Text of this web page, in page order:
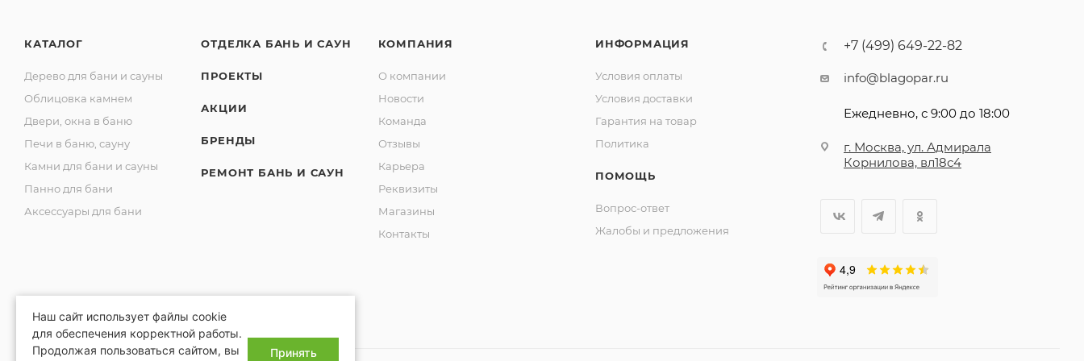
КАТАЛОГ
Дерево для бани и сауны
Облицовка камнем
Двери, окна в баню
Печи в баню, сауну
Камни для бани и сауны
Панно для бани
Аксессуары для бани
ОТДЕЛКА БАНЬ И САУН
ПРОЕКТЫ
АКЦИИ
БРЕНДЫ
РЕМОНТ БАНЬ И САУН
КОМПАНИЯ
О компании
Новости
Команда
Отзывы
Карьера
Реквизиты
Магазины
Контакты
ИНФОРМАЦИЯ
Условия оплаты
Условия доставки
Гарантия на товар
Политика
ПОМОЩЬ
Вопрос-ответ
Жалобы и предложения
+7 (499) 649-22-82
info@blagopar.ru
Ежедневно, с 9:00 до 18:00
г. Москва, ул. Адмирала
Корнилова, вл18с4
Наш сайт использует файлы cookie
для обеспечения корректной работы.
Продолжая пользоваться сайтом, вы
Принять